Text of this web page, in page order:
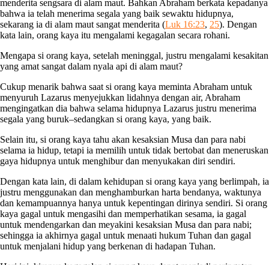
menderita sengsara di alam maut. Bahkan Abraham berkata kepadanya
bahwa ia telah menerima segala yang baik sewaktu hidupnya,
sekarang ia di alam maut sangat menderita (Luk 16:23, 25). Dengan
kata lain, orang kaya itu mengalami kegagalan secara rohani.
Mengapa si orang kaya, setelah meninggal, justru mengalami kesakitan
yang amat sangat dalam nyala api di alam maut?
Cukup menarik bahwa saat si orang kaya meminta Abraham untuk
menyuruh Lazarus menyejukkan lidahnya dengan air, Abraham
mengingatkan dia bahwa selama hidupnya Lazarus justru menerima
segala yang buruk–sedangkan si orang kaya, yang baik.
Selain itu, si orang kaya tahu akan kesaksian Musa dan para nabi
selama ia hidup, tetapi ia memilih untuk tidak bertobat dan meneruskan
gaya hidupnya untuk menghibur dan menyukakan diri sendiri.
Dengan kata lain, di dalam kehidupan si orang kaya yang berlimpah, ia
justru menggunakan dan menghamburkan harta bendanya, waktunya
dan kemampuannya hanya untuk kepentingan dirinya sendiri. Si orang
kaya gagal untuk mengasihi dan memperhatikan sesama, ia gagal
untuk mendengarkan dan meyakini kesaksian Musa dan para nabi;
sehingga ia akhirnya gagal untuk menaati hukum Tuhan dan gagal
untuk menjalani hidup yang berkenan di hadapan Tuhan.